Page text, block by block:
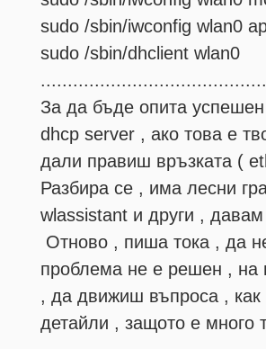
sudo /sbin/iwconfig wlan0
sudo /sbin/dhclient wlan0
За да бъде опита
dhcp server , ако това е
дали правиш връзката (
Разбира се , има лесни
wlassistant и други ,
Отново , пиша тока , да
проблема не е решен , на
, да движиш въпроса , как
детайли , защото е много